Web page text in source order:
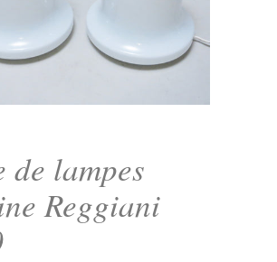
de lampes
Reggiani